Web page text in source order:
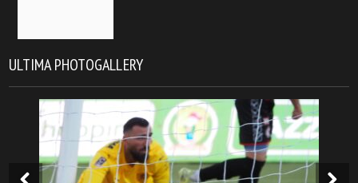
ULTIMA PHOTOGALLERY